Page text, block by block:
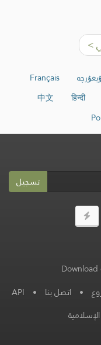
>
Français
हिन्दी
中文
تسجيل
• اتصل بنا •
API